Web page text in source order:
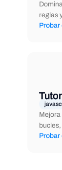
reglas
Probar
Mejora
Probar